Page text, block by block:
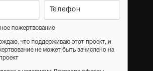
пожертвование
что поддерживаю этот проект, и
не может быть зачислено на